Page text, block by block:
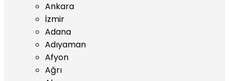
Ankara
İzmir
Adana
Adıyaman
Afyon
Ağrı